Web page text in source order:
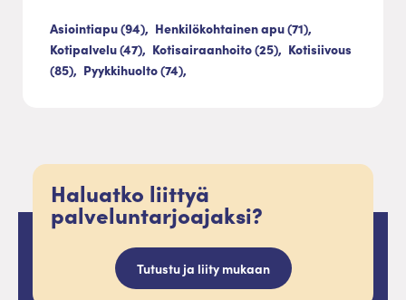
Asiointiapu (94), Henkilökohtainen apu (71),
Kotipalvelu (47), Kotisairaanhoito (25), Kotisiivous
(85), Pyykkihuolto (74),
Haluatko liittyä
palveluntarjoajaksi?
Tutustu ja liity mukaan